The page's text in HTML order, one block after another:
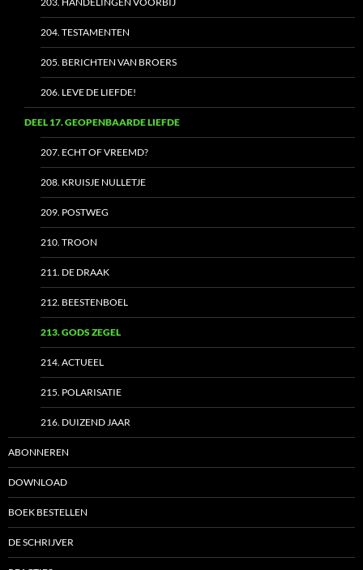
204. TESTAMENTEN
205. BERICHTEN VAN BROERS
206. LEVE DE LIEFDE!
DEEL 17. GEOPENBAARDE LIEFDE
207. ECHT OF VREEMD?
208. KRUISJE NULLETJE
209. POSTWEG
210. TROON
211. DE DRAAK
212. BEESTENBOEL
213. GODS ZEGEL
214. ACTUEEL
215. POLARISATIE
216. DUIZEND JAAR
ABONNEREN
DOWNLOAD
BOEK BESTELLEN
DE SCHRIJVER